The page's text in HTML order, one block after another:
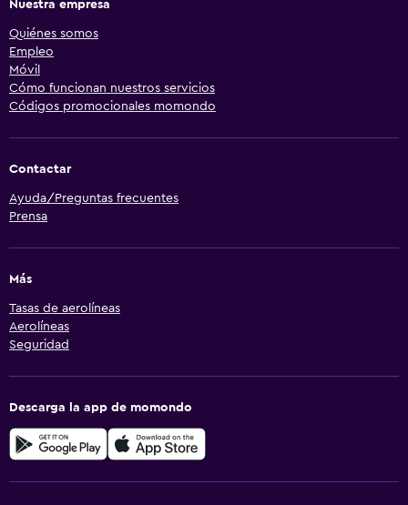
Nuestra empresa
Quiénes somos
Empleo
Móvil
Cómo funcionan nuestros servicios
Códigos promocionales momondo
Contactar
Ayuda/Preguntas frecuentes
Prensa
Más
Tasas de aerolíneas
Aerolíneas
Seguridad
Descarga la app de momondo